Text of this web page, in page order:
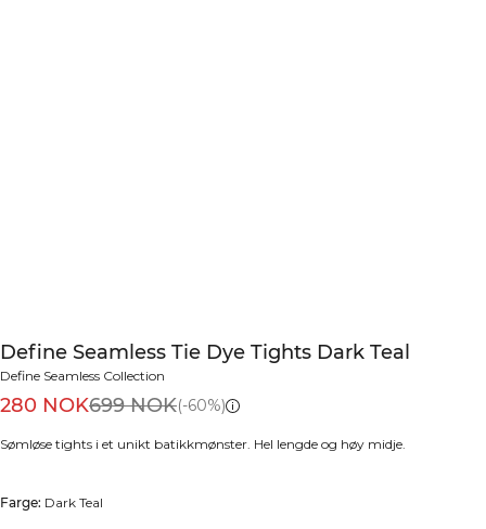
Define Seamless Tie Dye Tights Dark Teal
Define Seamless Collection
280 NOK699 NOK(-60%)
Sømløse tights i et unikt batikkmønster. Hel lengde og høy midje.
Farge: Dark Teal